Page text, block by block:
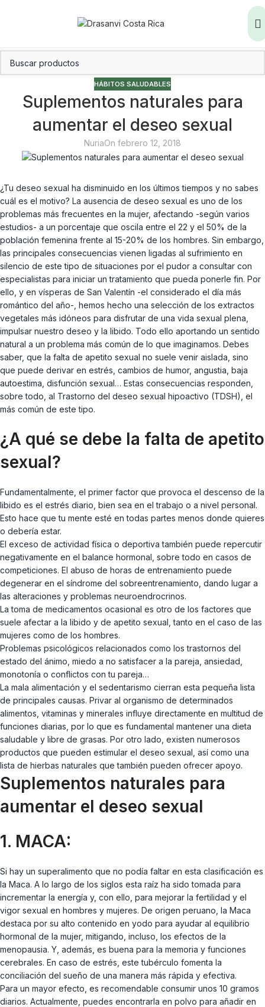
HÁBITOS SALUDABLES
Suplementos naturales para
aumentar el deseo sexual
NuriaOn febrero 12, 2018
¿Tu deseo sexual ha disminuido en los últimos tiempos y no sabes
cuál es el motivo? La ausencia de deseo sexual es uno de los
problemas más frecuentes en la mujer, afectando -según varios
estudios- a un porcentaje que oscila entre el 22 y el 50% de la
población femenina frente al 15-20% de los hombres. Sin embargo,
las principales consecuencias vienen ligadas al sufrimiento en
silencio de este tipo de situaciones por el pudor a consultar con
especialistas para iniciar un tratamiento que pueda ponerle fin. Por
ello, y en vísperas de San Valentín -el considerado el día más
romántico del año-, hemos hecho una selección de los extractos
vegetales más idóneos para disfrutar de una vida sexual plena,
impulsar nuestro deseo y la libido. Todo ello aportando un sentido
natural a un problema más común de lo que imaginamos. Debes
saber, que la falta de apetito sexual no suele venir aislada, sino
que puede derivar en estrés, cambios de humor, angustia, baja
autoestima, disfunción sexual… Estas consecuencias responden,
sobre todo, al Trastorno del deseo sexual hipoactivo (TDSH), el
más común de este tipo.
¿A qué se debe la falta de apetito
sexual?
Fundamentalmente, el primer factor que provoca el descenso de la
libido es el estrés diario, bien sea en el trabajo o a nivel personal.
Esto hace que tu mente esté en todas partes menos donde quieres
o debería estar.
El exceso de actividad física o deportiva también puede repercutir
negativamente en el balance hormonal, sobre todo en casos de
competiciones. El abuso de horas de entrenamiento puede
degenerar en el síndrome del sobreentrenamiento, dando lugar a
las alteraciones y problemas neuroendrocrinos.
La toma de medicamentos ocasional es otro de los factores que
suele afectar a la libido y de apetito sexual, tanto en el caso de las
mujeres como de los hombres.
Problemas psicológicos relacionados como los trastornos del
estado del ánimo, miedo a no satisfacer a la pareja, ansiedad,
monotonía o conflictos con tu pareja…
La mala alimentación y el sedentarismo cierran esta pequeña lista
de principales causas. Privar al organismo de determinados
alimentos, vitaminas y minerales influye directamente en multitud de
funciones diarias, por lo que es fundamental mantener una dieta
saludable y libre de grasas. Por otro lado, existen numerosos
productos que pueden estimular el deseo sexual, así como una
lista de hierbas naturales que también pueden ofrecer apoyo.
Suplementos naturales para
aumentar el deseo sexual
1. MACA:
Si hay un superalimento que no podía faltar en esta clasificación es
la Maca. A lo largo de los siglos esta raíz ha sido tomada para
incrementar la energía y, con ello, para mejorar la fertilidad y el
vigor sexual en hombres y mujeres. De origen peruano, la Maca
destaca por su alto contenido en yodo para ayudar al equilibrio
hormonal de la mujer, mitigando, incluso, los efectos de la
menopausia. Y, además, es buena para la memoria y funciones
cerebrales. En caso de estrés, este tubérculo fomenta la
conciliación del sueño de una manera más rápida y efectiva.
Para un mayor efecto, es recomendable consumir unos 10 gramos
diarios. Actualmente, puedes encontrarla en polvo para añadir en